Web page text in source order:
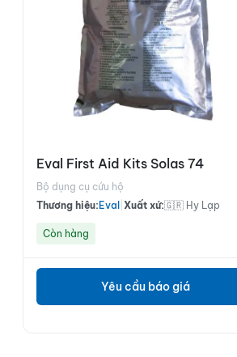
Eval First Aid Kits Solas 74
Bộ dụng cụ cứu hộ
Thương hiệu: Eval Xuất xứ:🇬🇷 Hy Lạp
Còn hàng
Yêu cầu báo giá